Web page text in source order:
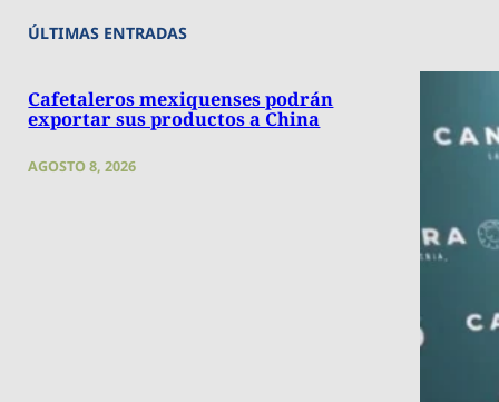
ÚLTIMAS ENTRADAS
Cafetaleros mexiquenses podrán
exportar sus productos a China
AGOSTO 8, 2026